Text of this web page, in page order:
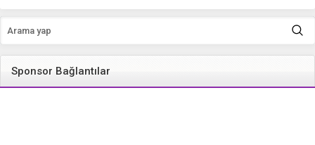
Sponsor Bağlantılar